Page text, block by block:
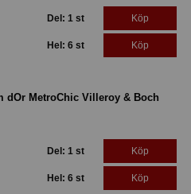
Del: 1 st Köp
Hel: 6 st Köp
dOr MetroChic Villeroy & Boch
Del: 1 st Köp
Hel: 6 st Köp